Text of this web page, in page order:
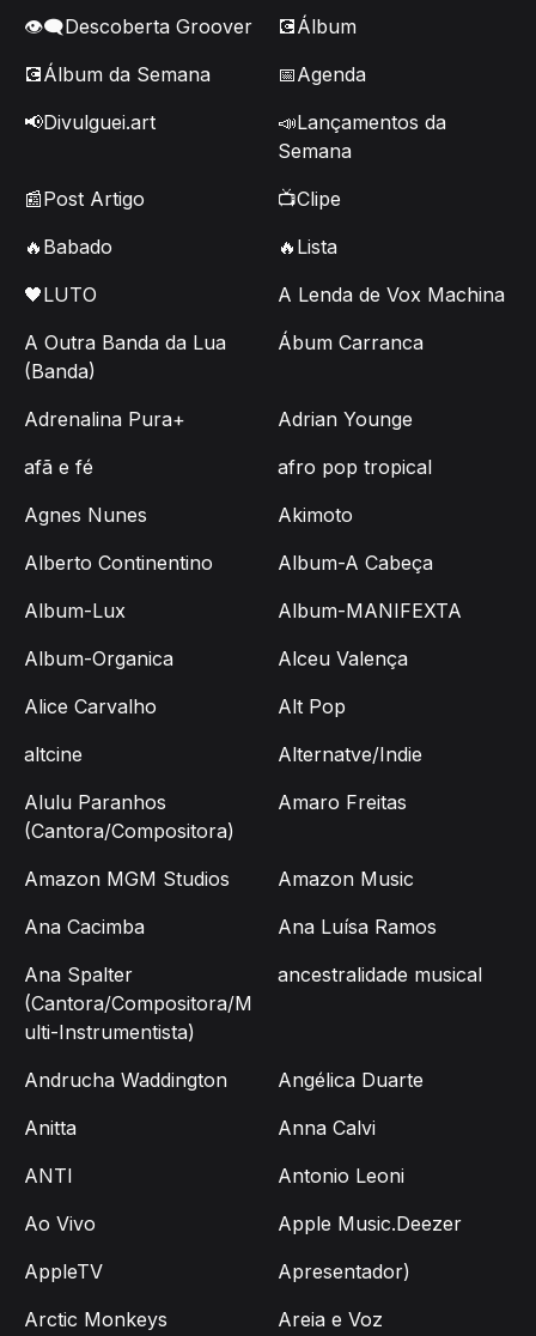
👁️‍🗨️Descoberta Groover
💽Álbum
💽Álbum da Semana
📅Agenda
📢Divulguei.art
📣Lançamentos da
Semana
📰Post Artigo
📺Clipe
🔥Babado
🔥Lista
🖤LUTO
A Lenda de Vox Machina
A Outra Banda da Lua
(Banda)
Ábum Carranca
Adrenalina Pura+
Adrian Younge
afã e fé
afro pop tropical
Agnes Nunes
Akimoto
Alberto Continentino
Album-A Cabeça
Album-Lux
Album-MANIFEXTA
Album-Organica
Alceu Valença
Alice Carvalho
Alt Pop
altcine
Alternatve/Indie
Alulu Paranhos
(Cantora/Compositora)
Amaro Freitas
Amazon MGM Studios
Amazon Music
Ana Cacimba
Ana Luísa Ramos
Ana Spalter
(Cantora/Compositora/M
ulti-Instrumentista)
ancestralidade musical
Andrucha Waddington
Angélica Duarte
Anitta
Anna Calvi
ANTI
Antonio Leoni
Ao Vivo
Apple Music.Deezer
AppleTV
Apresentador)
Arctic Monkeys
Areia e Voz